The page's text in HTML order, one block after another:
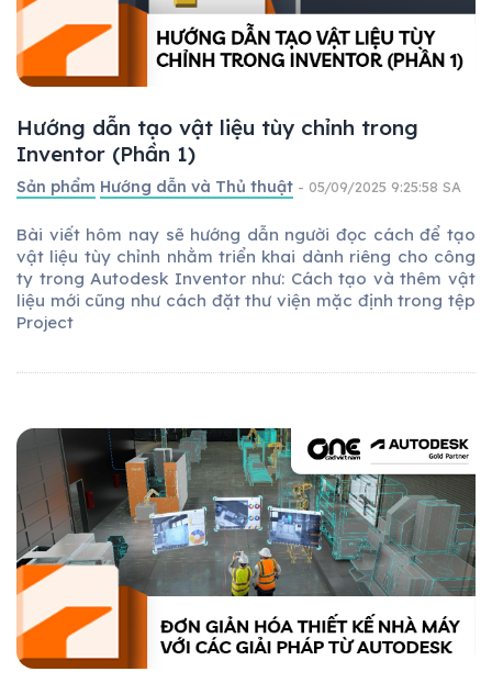
Hướng dẫn tạo vật liệu tùy chỉnh trong
Inventor (Phần 1)
Sản phẩm Hướng dẫn và Thủ thuật - 05/09/2025 9:25:58 SA
Bài viết hôm nay sẽ hướng dẫn người đọc cách để tạo
vật liệu tùy chỉnh nhằm triển khai dành riêng cho công
ty trong Autodesk Inventor như: Cách tạo và thêm vật
liệu mới cũng như cách đặt thư viện mặc định trong tệp
Project